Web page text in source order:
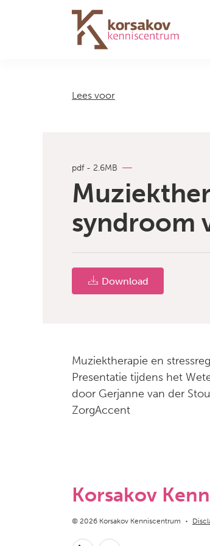
Navigation
Lees voor
pdf - 2.6MB
syndroom
Download
Muziektherapie en
Presentatie tijdens het
door Gerjanne van der
ZorgAccent
Korsakov
Copyright
© 2026 Korsakov Kenniscentrum